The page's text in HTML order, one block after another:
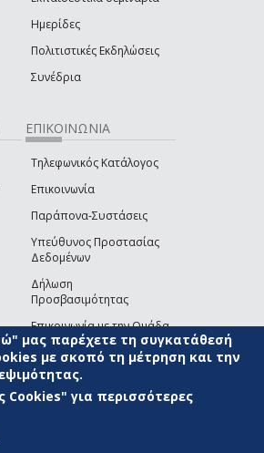
Ημερίδες
Πολιτιστικές Εκδηλώσεις
Συνέδρια
ΕΠΙΚΟΙΝΩΝΙΑ
Τηλεφωνικός Κατάλογος
Επικοινωνία
Παράπονα-Συστάσεις
Υπεύθυνος Προστασίας
Δεδομένων
Δήλωση
Προσβασιμότητας
Επικοινωνία με την Ομάδα
Ανάπτυξης του site(link sends e-mail)
ΟΡΟΙ ΧΡΗΣΗΣ
μας παρέχετε τη συγκατάθεσή
με σκοπό τη μέτρηση και την
Cookies" για περισσότερες